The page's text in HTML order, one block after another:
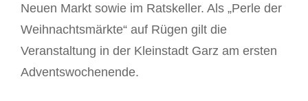
Neuen Markt sowie im Ratskeller. Als „Perle der
Weihnachtsmärkte“ auf Rügen gilt die
Veranstaltung in der Kleinstadt Garz am ersten
Adventswochenende.